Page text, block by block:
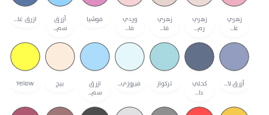
زهري
غا...
زهري
رم...
زهري
فا...
وردي
فا...
فوشيا
أزرق
سم...
ازرق غا...
أزرق لا...
كحلي
دا...
تركواز فيروزي...
ازرق
سم...
بيج Yellow